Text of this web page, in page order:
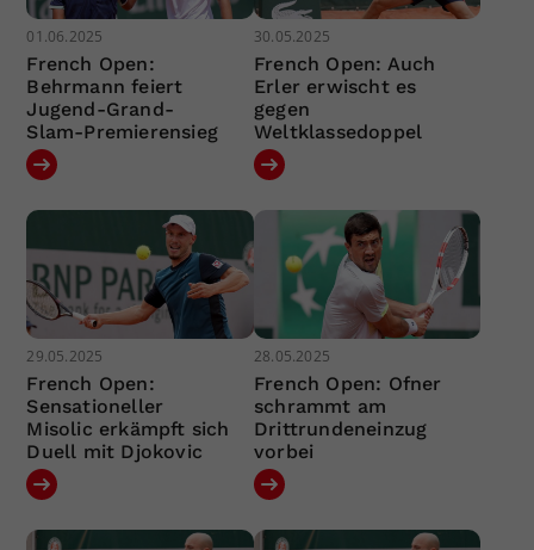
01.06.2025
French Open:
Behrmann feiert
Jugend-Grand-
Slam-Premierensieg
30.05.2025
French Open: Auch
Erler erwischt es
gegen
Weltklassedoppel
29.05.2025
French Open:
Sensationeller
Misolic erkämpft sich
Duell mit Djokovic
28.05.2025
French Open: Ofner
schrammt am
Drittrundeneinzug
vorbei